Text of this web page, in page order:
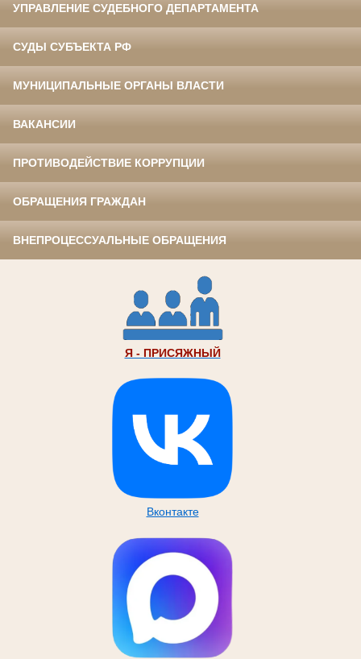
УПРАВЛЕНИЕ СУДЕБНОГО ДЕПАРТАМЕНТА
СУДЫ СУБЪЕКТА РФ
МУНИЦИПАЛЬНЫЕ ОРГАНЫ ВЛАСТИ
ВАКАНСИИ
ПРОТИВОДЕЙСТВИЕ КОРРУПЦИИ
ОБРАЩЕНИЯ ГРАЖДАН
ВНЕПРОЦЕССУАЛЬНЫЕ ОБРАЩЕНИЯ
Я - ПРИСЯЖНЫЙ
Вконтакте